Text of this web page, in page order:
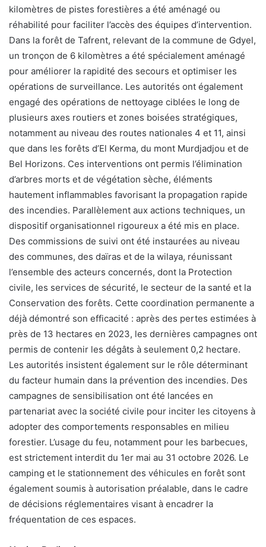
kilomètres de pistes forestières a été aménagé ou
réhabilité pour faciliter l’accès des équipes d’intervention.
Dans la forêt de Tafrent, relevant de la commune de Gdyel,
un tronçon de 6 kilomètres a été spécialement aménagé
pour améliorer la rapidité des secours et optimiser les
opérations de surveillance. Les autorités ont également
engagé des opérations de nettoyage ciblées le long de
plusieurs axes routiers et zones boisées stratégiques,
notamment au niveau des routes nationales 4 et 11, ainsi
que dans les forêts d’El Kerma, du mont Murdjadjou et de
Bel Horizons. Ces interventions ont permis l’élimination
d’arbres morts et de végétation sèche, éléments
hautement inflammables favorisant la propagation rapide
des incendies. Parallèlement aux actions techniques, un
dispositif organisationnel rigoureux a été mis en place.
Des commissions de suivi ont été instaurées au niveau
des communes, des daïras et de la wilaya, réunissant
l’ensemble des acteurs concernés, dont la Protection
civile, les services de sécurité, le secteur de la santé et la
Conservation des forêts. Cette coordination permanente a
déjà démontré son efficacité : après des pertes estimées à
près de 13 hectares en 2023, les dernières campagnes ont
permis de contenir les dégâts à seulement 0,2 hectare.
Les autorités insistent également sur le rôle déterminant
du facteur humain dans la prévention des incendies. Des
campagnes de sensibilisation ont été lancées en
partenariat avec la société civile pour inciter les citoyens à
adopter des comportements responsables en milieu
forestier. L’usage du feu, notamment pour les barbecues,
est strictement interdit du 1er mai au 31 octobre 2026. Le
camping et le stationnement des véhicules en forêt sont
également soumis à autorisation préalable, dans le cadre
de décisions réglementaires visant à encadrer la
fréquentation de ces espaces.